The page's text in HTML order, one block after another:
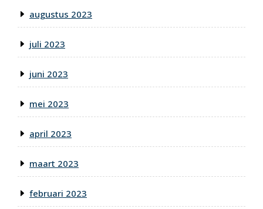
augustus 2023
juli 2023
juni 2023
mei 2023
april 2023
maart 2023
februari 2023